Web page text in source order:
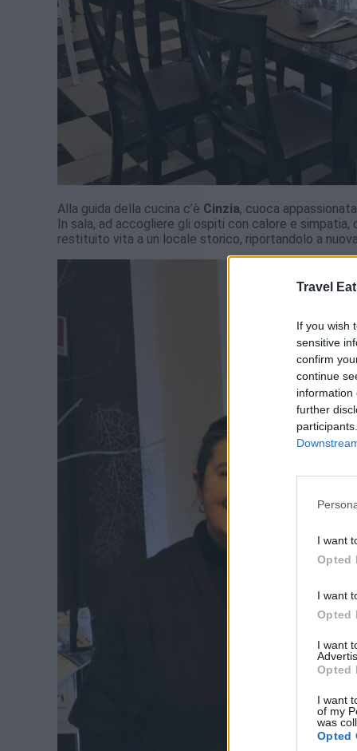
Travel
If you wish
sensitive
confirm
continue
information
further
I want
Opted
I want
Opted
I want
Opted
I want
of my
was
Opted
Alla guida della cucina c’è Cinzia, cuoca
In sala, ad accogliere gli ospiti con calore e simpatia,
restituito vita a un locale storico, riportandolo a